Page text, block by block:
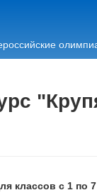
классов с 1 по 7